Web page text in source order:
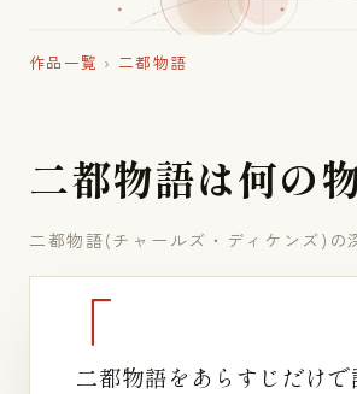
作品一覧 › 二都物語
二都物語は何の
二都物語(チャールズ・ディケンズ)の
二都物語をあらすじだけで